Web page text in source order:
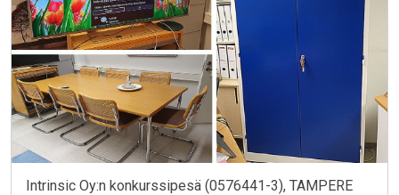
Intrinsic Oy:n konkurssipesä (0576441-3), TAMPERE